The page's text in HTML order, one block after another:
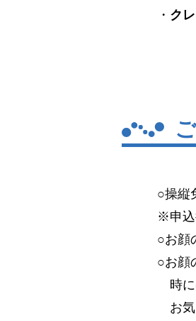
・ ク
○操縦
※申込
○お顔
○お顔
時
お